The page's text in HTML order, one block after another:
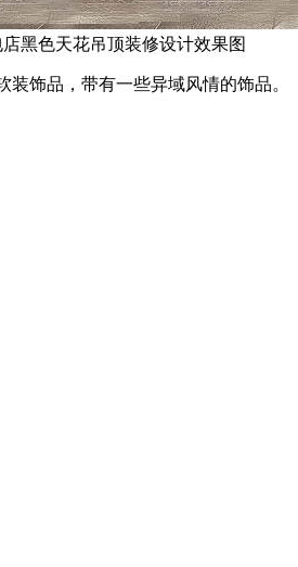
黑色天花吊顶装修设计效果图
装饰品，带有一些异域风情的饰品。